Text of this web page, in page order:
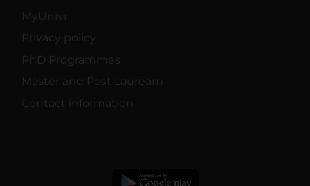
MyUnivr
Privacy policy
PhD Programmes
Master and Post Lauream
Contact information